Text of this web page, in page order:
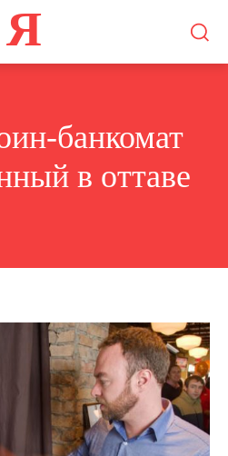
Я
банкомат
в оттаве